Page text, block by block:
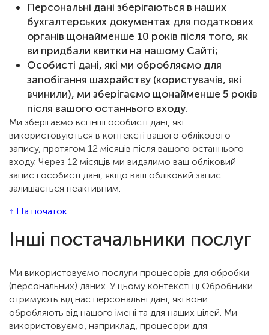
Персональні дані зберігаються в наших
бухгалтерських документах для податкових
органів щонайменше 10 років після того, як
ви придбали квитки на нашому Сайті;
Особисті дані, які ми обробляємо для
запобігання шахрайству (користувачів, які
вчинили), ми зберігаємо щонайменше 5 років
після вашого останнього входу.
Ми зберігаємо всі інші особисті дані, які
використовуються в контексті вашого облікового
запису, протягом 12 місяців після вашого останнього
входу. Через 12 місяців ми видалимо ваш обліковий
запис і особисті дані, якщо ваш обліковий запис
залишається неактивним.
↑ На початок
Інші постачальники послуг
Ми використовуємо послуги процесорів для обробки
(персональних) даних. У цьому контексті ці Обробники
отримують від нас персональні дані, які вони
обробляють від нашого імені та для наших цілей. Ми
використовуємо, наприклад, процесори для